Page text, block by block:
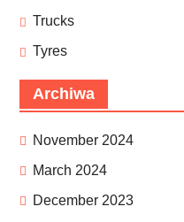
Trucks
Tyres
Archiwa
November 2024
March 2024
December 2023